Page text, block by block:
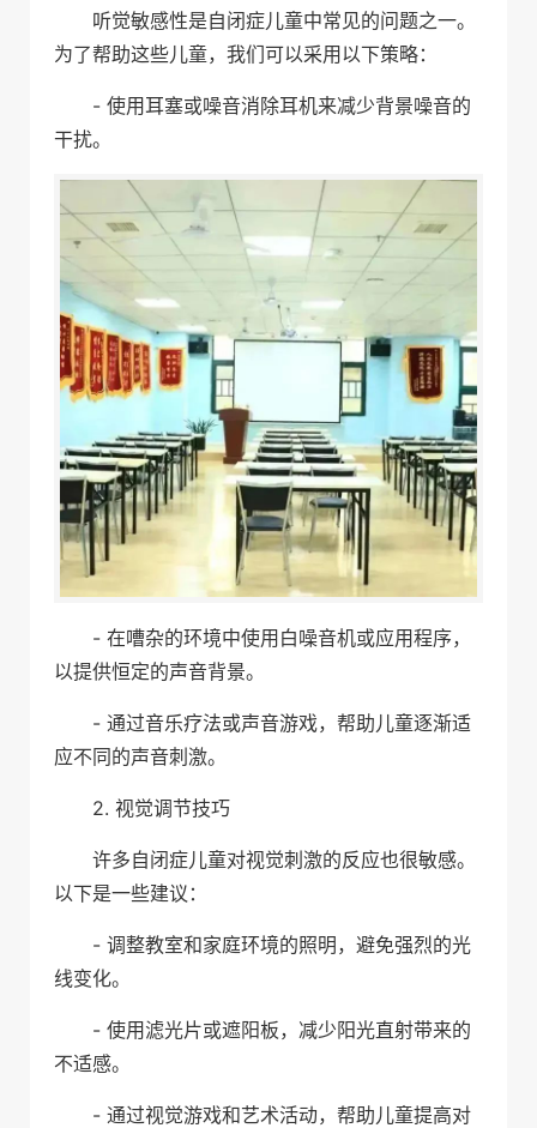
听觉敏感性是自闭症儿童中常见的问题之一。
为了帮助这些儿童，我们可以采用以下策略：
- 使用耳塞或噪音消除耳机来减少背景噪音的
干扰。
- 在嘈杂的环境中使用白噪音机或应用程序，
以提供恒定的声音背景。
- 通过音乐疗法或声音游戏，帮助儿童逐渐适
应不同的声音刺激。
2. 视觉调节技巧
许多自闭症儿童对视觉刺激的反应也很敏感。
以下是一些建议：
- 调整教室和家庭环境的照明，避免强烈的光
线变化。
- 使用滤光片或遮阳板，减少阳光直射带来的
不适感。
- 通过视觉游戏和艺术活动，帮助儿童提高对